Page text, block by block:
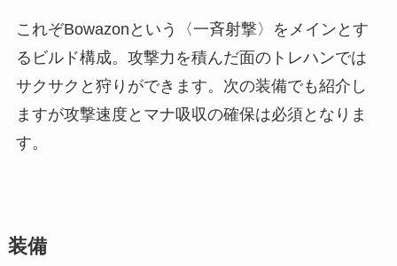
これぞBowazonという〈一斉射撃〉をメインとす
るビルド構成。攻撃力を積んだ面のトレハンでは
サクサクと狩りができます。次の装備でも紹介し
ますが攻撃速度とマナ吸収の確保は必須となりま
す。
装備